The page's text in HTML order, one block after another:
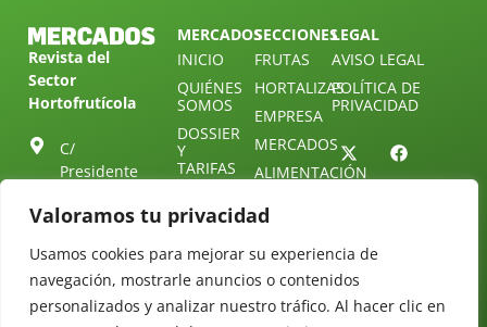
Valoramos tu privacidad
Usamos cookies para mejorar su experiencia de
navegación, mostrarle anuncios o contenidos
personalizados y analizar nuestro tráfico. Al hacer clic en
Revista del
Sector
Hortofrutícola
C/
Presidente
10.
Sevilla.
ESPAÑA
Tel: (+34) 954
MERCADOS
INICIO
QUIÉNES
SOMOS
DOSSIER
Y
TARIFAS
NEWSLETTER
SUSCRIPCIÓN
ÚNETE A
NUESTRO
TELEGRAM
SECCIONES
FRUTAS
HORTALIZAS
EMPRESA
MERCADOS
ALIMENTACIÓN
30 DE
30
DIRECTORIO
LEGAL
AVISO LEGAL
POLÍTICA DE
PRIVACIDAD
Diseño web:
Starenlared